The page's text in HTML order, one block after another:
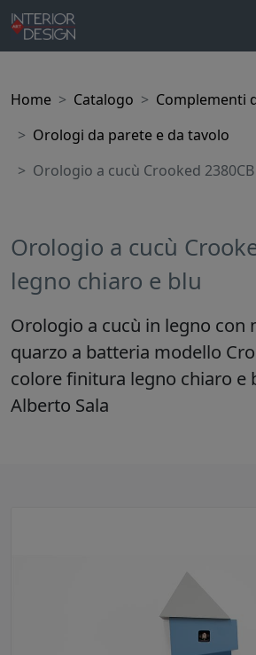
Home Catalogo
Complementi
Orologi da parete e da tavolo
Orologio a cucù Crooked
Orologio a cucù
legno chiaro e blu
Orologio a cucù in legno con
quarzo a batteria modello
colore finitura legno chiaro e
Alberto Sala